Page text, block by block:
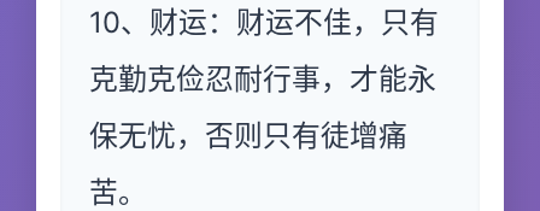
10、财运：财运不佳，只有
克勤克俭忍耐行事，才能永
保无忧，否则只有徒增痛
苦。